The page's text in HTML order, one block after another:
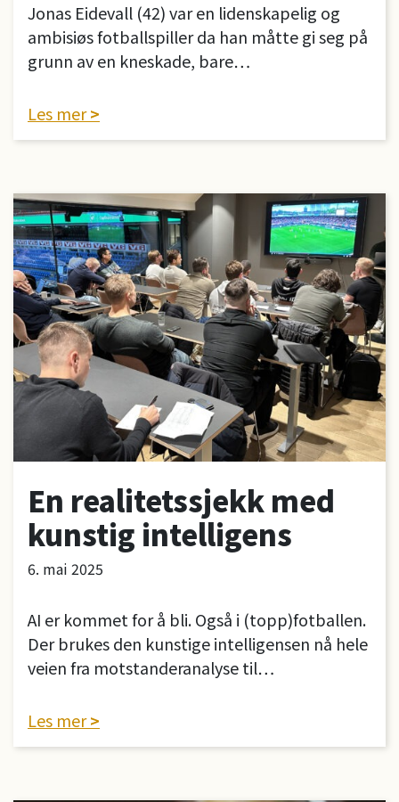
Jonas Eidevall (42) var en lidenskapelig og
ambisiøs fotballspiller da han måtte gi seg på
grunn av en kneskade, bare…
Les mer
6. mai 2025
En realitetssjekk med
kunstig intelligens
AI er kommet for å bli. Også i (topp)fotballen.
Der brukes den kunstige intelligensen nå hele
veien fra motstanderanalyse til…
Les mer